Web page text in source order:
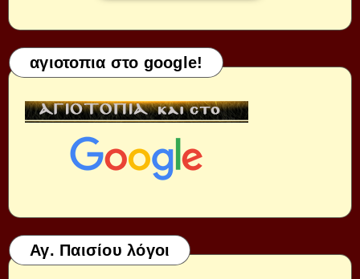
αγιοτοπια στο google!
Αγ. Παισίου λόγοι